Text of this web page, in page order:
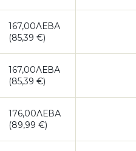
167,00ЛЕВА
(85,39 €)
167,00ЛЕВА
(85,39 €)
176,00ЛЕВА
(89,99 €)